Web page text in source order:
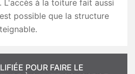
L'accès à la toiture fait aussi
possible que la structure
POUR FAIRE LE